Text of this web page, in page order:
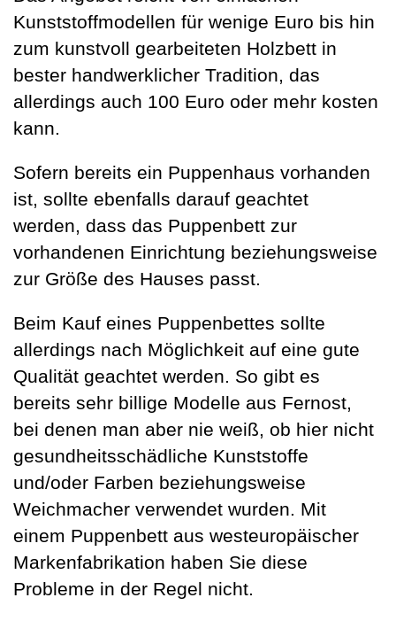
Kunststoffmodellen für wenige Euro bis hin
zum kunstvoll gearbeiteten Holzbett in
bester handwerklicher Tradition, das
allerdings auch 100 Euro oder mehr kosten
kann.
Sofern bereits ein Puppenhaus vorhanden
ist, sollte ebenfalls darauf geachtet
werden, dass das Puppenbett zur
vorhandenen Einrichtung beziehungsweise
zur Größe des Hauses passt.
Beim Kauf eines Puppenbettes sollte
allerdings nach Möglichkeit auf eine gute
Qualität geachtet werden. So gibt es
bereits sehr billige Modelle aus Fernost,
bei denen man aber nie weiß, ob hier nicht
gesundheitsschädliche Kunststoffe
und/oder Farben beziehungsweise
Weichmacher verwendet wurden. Mit
einem Puppenbett aus westeuropäischer
Markenfabrikation haben Sie diese
Probleme in der Regel nicht.